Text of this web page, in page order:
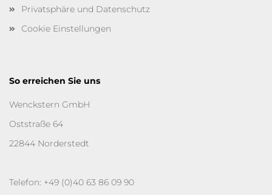
Privatsphäre und Datenschutz
Cookie Einstellungen
So erreichen Sie uns
Wenckstern GmbH
Oststraße 64
22844 Norderstedt
Telefon: +49 (0)40 63 86 09 90